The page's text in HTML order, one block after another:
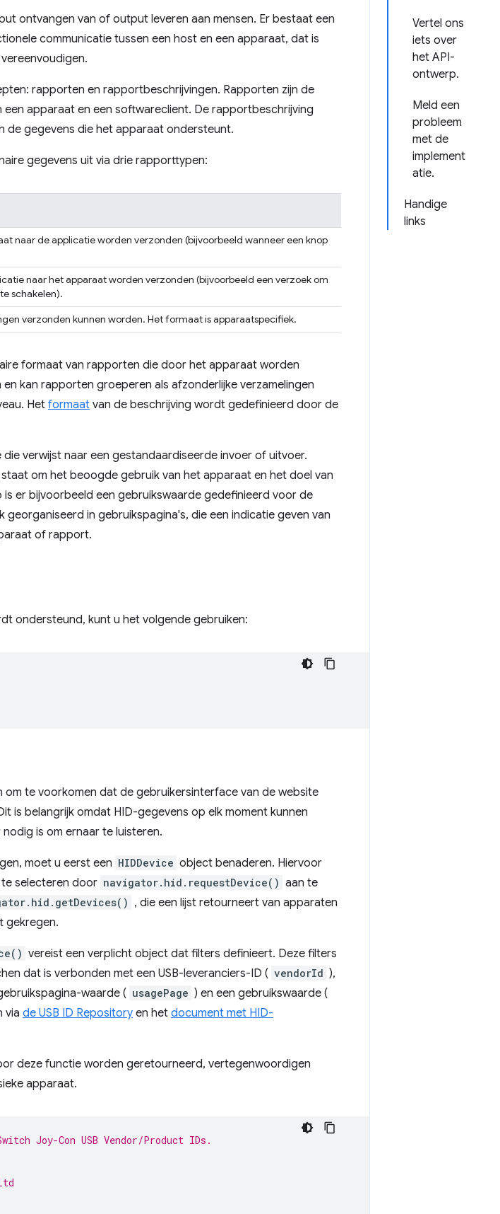
Vertel ons
iets over
het API-
ontwerp.
Meld een
probleem
met de
implement
atie.
Handige
links
ontvangen van of output leveren aan mensen. Er bestaat een
communicatie tussen een host en een apparaat, dat is
rapporten en rapportbeschrijvingen. Rapporten zijn de
apparaat en een softwareclient. De rapportbeschrijving
de gegevens die het apparaat ondersteunt.
gegevens uit via drie rapporttypen:
naar de applicatie worden verzonden (bijvoorbeeld wanneer een knop
naar het apparaat worden verzonden (bijvoorbeeld een verzoek om
schakelen).
verzonden kunnen worden. Het formaat is apparaatspecifiek.
formaat van rapporten die door het apparaat worden
kan rapporten groeperen als afzonderlijke verzamelingen
Hetformaat van de beschrijving wordt gedefinieerd door de
verwijst naar een gestandaardiseerde invoer of uitvoer.
om het beoogde gebruik van het apparaat en het doel van
er bijvoorbeeld een gebruikswaarde gedefinieerd voor de
georganiseerd in gebruikspagina's, die een indicatie geven van
of rapport.
ondersteund, kunt u het volgende gebruiken:
om te voorkomen dat de gebruikersinterface van de website
is belangrijk omdat HID-gegevens op elk moment kunnen
is om ernaar te luisteren.
moet u eerst een HIDDevice object benaderen. Hiervoor
selecteren door navigator.hid.requestDevice() aan te
, die een lijst retourneert van apparaten
gekregen.
vereist een verplicht object dat filters definieert. Deze filters
dat is verbonden met een USB-leveranciers-ID ( vendorId ),
waarde ( usagePage ) en een gebruikswaarde (
via de USB ID Repository en het document met HID-
deze functie worden geretourneerd, vertegenwoordigen
apparaat.
Joy-Con USB Vendor/Product IDs.